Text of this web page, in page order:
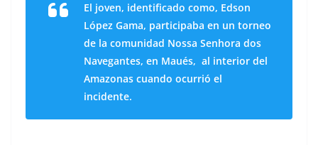
El joven, identificado como, Edson
López Gama, participaba en un torneo
de la comunidad Nossa Senhora dos
Navegantes, en Maués, al interior del
Amazonas cuando ocurrió el
incidente.